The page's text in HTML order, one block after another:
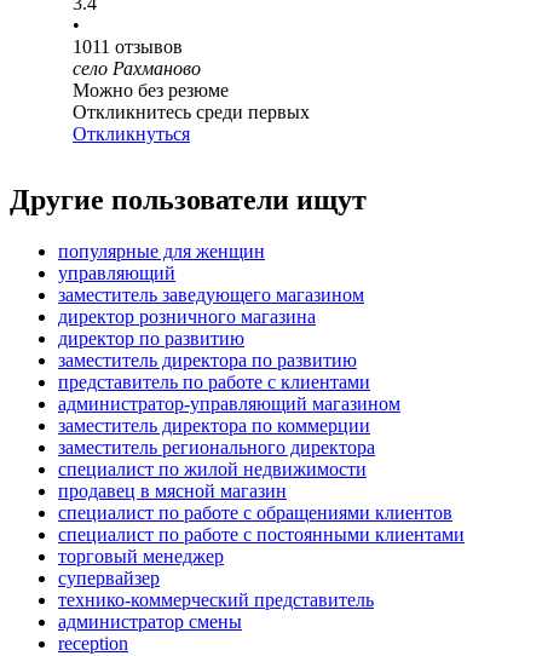
•
1011 отзывов
село Рахманово
Можно без резюме
Откликнитесь среди первых
Откликнуться
Другие пользователи ищут
популярные для женщин
управляющий
заместитель заведующего магазином
директор розничного магазина
директор по развитию
заместитель директора по развитию
представитель по работе с клиентами
администратор-управляющий магазином
заместитель директора по коммерции
заместитель регионального директора
специалист по жилой недвижимости
продавец в мясной магазин
специалист по работе с обращениями клиентов
специалист по работе с постоянными клиентами
торговый менеджер
супервайзер
технико-коммерческий представитель
администратор смены
reception